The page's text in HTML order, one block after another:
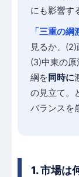
にも影響す
「三重の綱
見るか、
(3)中東の
綱を 同時に
の見立て。
バランスを
1. 市場は